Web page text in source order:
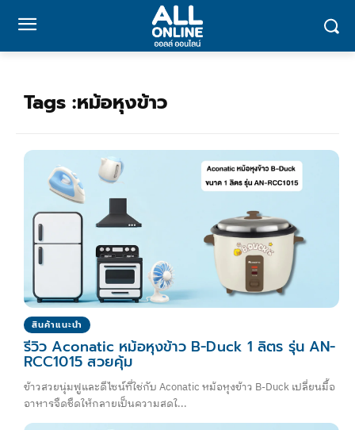
Tags :หม้อหุงข้าว
สินค้าแนะนำ
รีวิว Aconatic หม้อหุงข้าว B-Duck 1 ลิตร รุ่น AN-
RCC1015 สวยคุ้ม
ข้าวสวยนุ่มฟูและดีไซน์ที่ใช่กับ Aconatic หม้อหุงข้าว B-Duck เปลี่ยนมื้อ
อาหารจืดชืดให้กลายเป็นความสดใ...